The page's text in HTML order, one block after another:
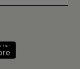
meg: Google